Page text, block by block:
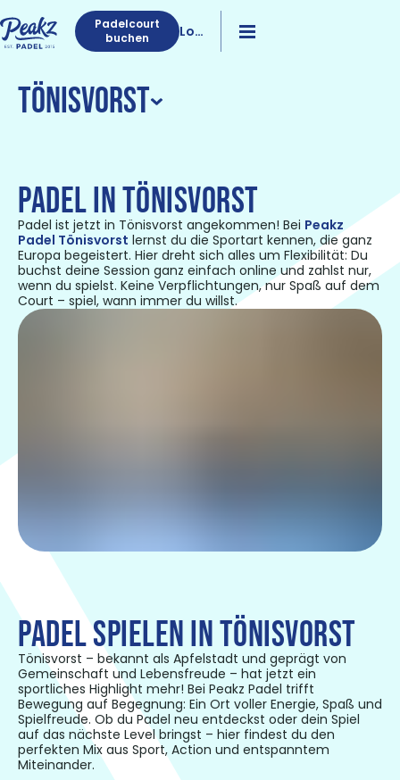
Padelcourt
buchen
Log
Tönisvorst
PADEL IN TÖNISVORST
Padel ist jetzt in Tönisvorst angekommen! Bei Peakz
Padel Tönisvorst lernst du die Sportart kennen, die ganz
Europa begeistert. Hier dreht sich alles um Flexibilität: Du
buchst deine Session ganz einfach online und zahlst nur,
wenn du spielst. Keine Verpflichtungen, nur Spaß auf dem
Court – spiel, wann immer du willst.
PADEL SPIELEN IN TÖNISVORST
Tönisvorst – bekannt als Apfelstadt und geprägt von
Gemeinschaft und Lebensfreude – hat jetzt ein
sportliches Highlight mehr! Bei Peakz Padel trifft
Bewegung auf Begegnung: Ein Ort voller Energie, Spaß und
Spielfreude. Ob du Padel neu entdeckst oder dein Spiel
auf das nächste Level bringst – hier findest du den
perfekten Mix aus Sport, Action und entspanntem
Miteinander.